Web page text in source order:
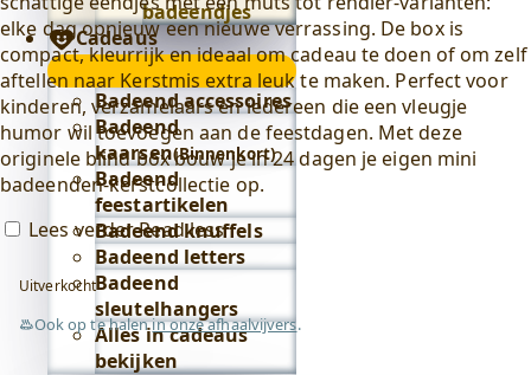
badeendjes
Cadeaus
Cadeaus
submenu
Badeend accessoires
Badeend
kaarsen(Binnenkort)
Badeend
feestartikelen
Badeend knuffels
Badeend letters
Badeend
sleutelhangers
Alles in cadeaus
bekijken
elke dag opnieuw een nieuwe verrassing. De box is
compact, kleurrijk en ideaal om cadeau te doen of om zelf
aftellen naar Kerstmis extra leuk te maken. Perfect voor
kinderen, verzamelaars en iedereen die een vleugje
humor wil toevoegen aan de feestdagen. Met deze
originele blind box bouw je in 24 dagen je eigen mini
badeenden-kerstcollectie op.
Lees verderRead less
Uitverkocht
Ook op te halenin onze afhaalvijvers.